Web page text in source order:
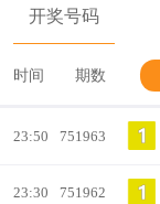
开奖号码
时间 期数
23:50 751963
23:30 751962